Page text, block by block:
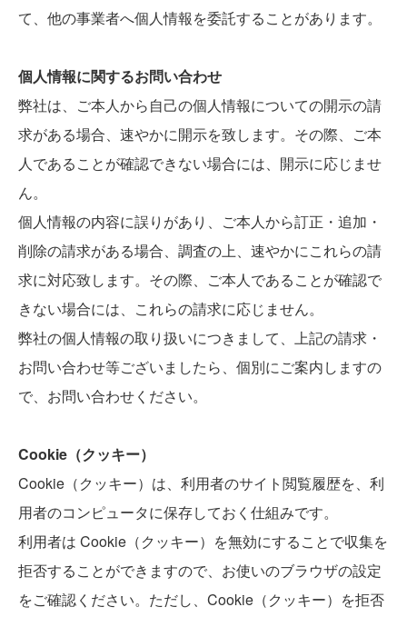
て、他の事業者へ個人情報を委託することがあります。
個人情報に関するお問い合わせ
弊社は、ご本人から自己の個人情報についての開示の請
求がある場合、速やかに開示を致します。その際、ご本
人であることが確認できない場合には、開示に応じませ
ん。
個人情報の内容に誤りがあり、ご本人から訂正・追加・
削除の請求がある場合、調査の上、速やかにこれらの請
求に対応致します。その際、ご本人であることが確認で
きない場合には、これらの請求に応じません。
弊社の個人情報の取り扱いにつきまして、上記の請求・
お問い合わせ等ございましたら、個別にご案内しますの
で、お問い合わせください。
Cookie（クッキー）
Cookie（クッキー）は、利用者のサイト閲覧履歴を、利
用者のコンピュータに保存しておく仕組みです。
利用者は Cookie（クッキー）を無効にすることで収集を
拒否することができますので、お使いのブラウザの設定
をご確認ください。ただし、Cookie（クッキー）を拒否